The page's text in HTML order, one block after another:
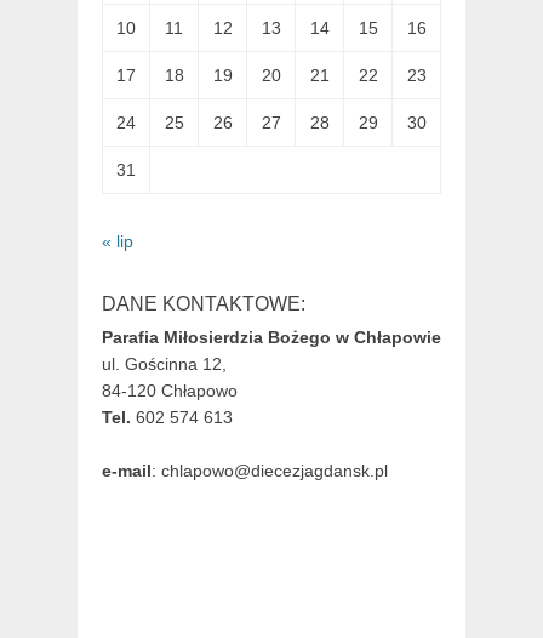
10 11 12 13 14 15 16
17 18 19 20 21 22 23
24 25 26 27 28 29 30
31
« lip
DANE KONTAKTOWE:
Parafia Miłosierdzia Bożego w Chłapowie
ul. Gościnna 12,
84-120 Chłapowo
Tel. 602 574 613
e-mail: chlapowo@diecezjagdansk.pl